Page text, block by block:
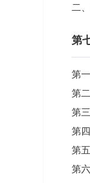
二
第
第
第
第
第
第
第